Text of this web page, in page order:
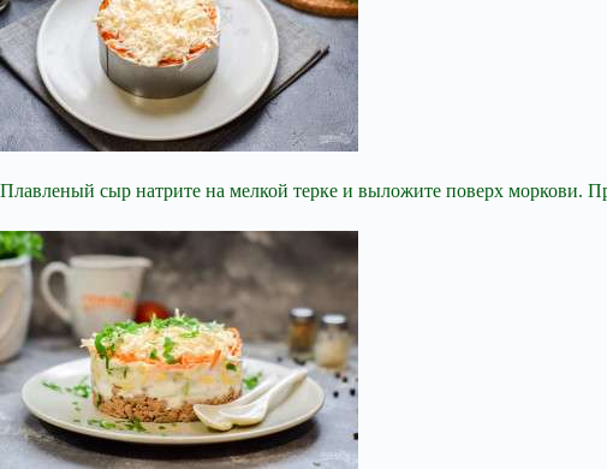
Плавленый сыр натрите на мелкой терке и выложите поверх моркови.